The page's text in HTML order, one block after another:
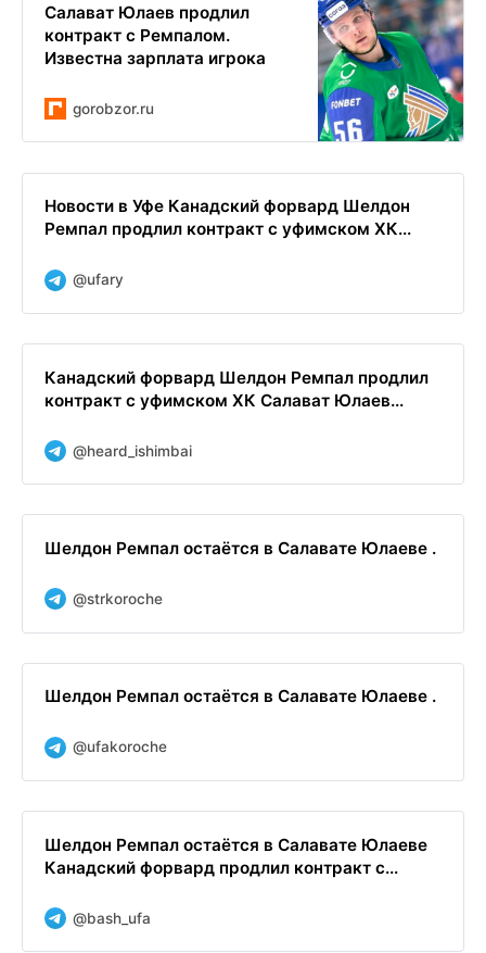
Салават Юлаев продлил
контракт с Ремпалом.
Известна зарплата игрока
gorobzor.ru
Новости в Уфе Канадский форвард Шелдон
Ремпал продлил контракт с уфимском ХК...
@ufary
Канадский форвард Шелдон Ремпал продлил
контракт с уфимском ХК Салават Юлаев...
@heard_ishimbai
Шелдон Ремпал остаётся в Салавате Юлаеве .
@strkoroche
Шелдон Ремпал остаётся в Салавате Юлаеве .
@ufakoroche
Шелдон Ремпал остаётся в Салавате Юлаеве
Канадский форвард продлил контракт с...
@bash_ufa